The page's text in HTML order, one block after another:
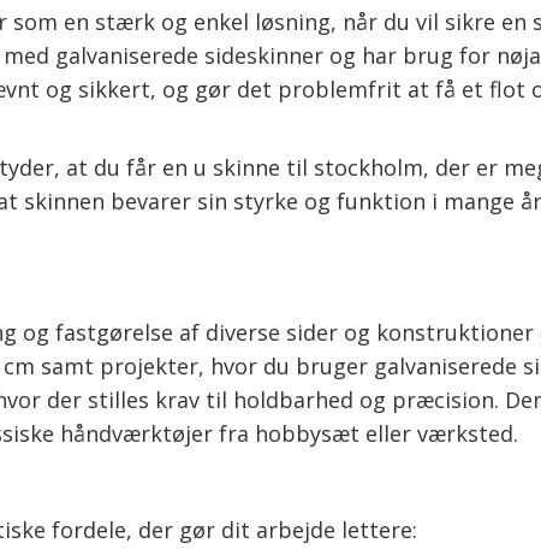
som en stærk og enkel løsning, når du vil sikre
galvaniserede sideskinner og har brug for
og sikkert, og gør det problemfrit at få et flot
at du får en u skinne til stockholm, der er
skinnen bevarer sin styrke og funktion i mange
fastgørelse af diverse sider og konstruktioner
samt projekter, hvor du bruger galvaniserede
der stilles krav til holdbarhed og præcision.
håndværktøjer fra hobbysæt eller værksted.
fordele, der gør dit arbejde lettere: